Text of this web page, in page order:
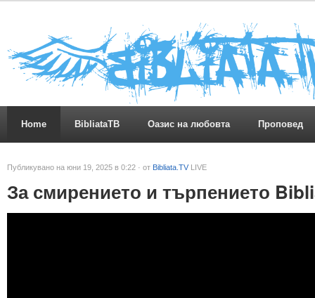
Home BibliataTB Оазис на любовта Проповед
Публикувано на юни 19, 2025 в 0:22 · от Bibliata.TV LIVE
За смирението и търпението